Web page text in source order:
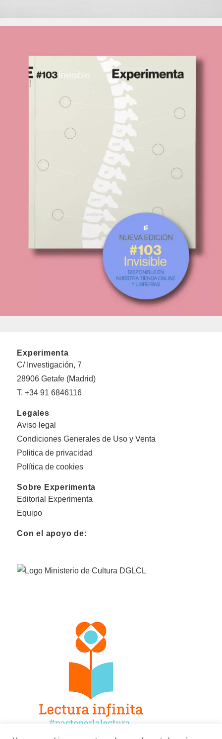
Experimenta
C/ Investigación, 7
28906 Getafe (Madrid)
T. +34 91 6846116
Legales
Aviso legal
Condiciones Generales de Uso y Venta
Politica de privacidad
Política de cookies
Sobre Experimenta
Editorial Experimenta
Equipo
Con el apoyo de: